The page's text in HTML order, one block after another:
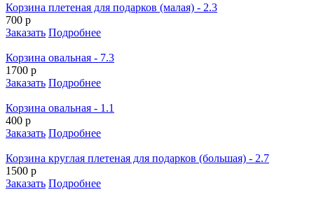
Корзина плетеная для подарков (малая) - 2.3
700 р
Заказать Подробнее
Корзина овальная - 7.3
1700 р
Заказать Подробнее
Корзина овальная - 1.1
400 р
Заказать Подробнее
Корзина круглая плетеная для подарков (большая) - 2.7
1500 р
Заказать Подробнее